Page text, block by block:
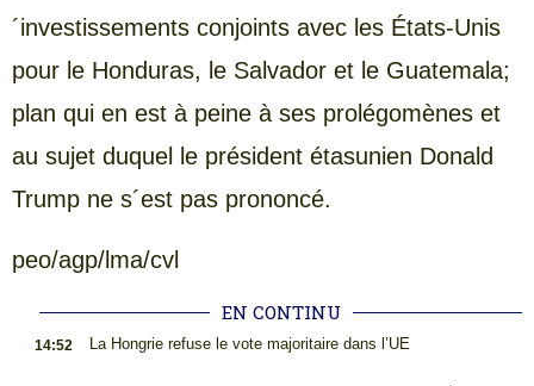
´investissements conjoints avec les États-Unis
pour le Honduras, le Salvador et le Guatemala;
plan qui en est à peine à ses prolégomènes et
au sujet duquel le président étasunien Donald
Trump ne s´est pas prononcé.
peo/agp/lma/cvl
EN CONTINU
14:52 La Hongrie refuse le vote majoritaire dans l’UE